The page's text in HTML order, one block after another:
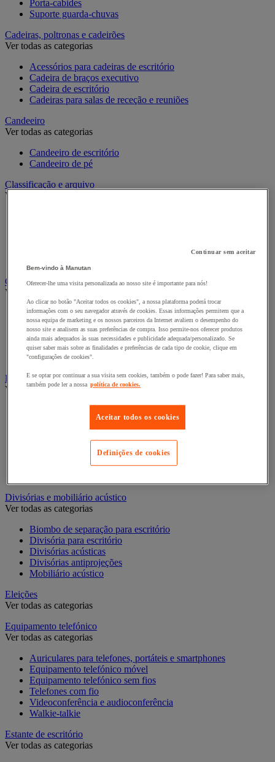
Porta-cabides
Suporte guarda-chuvas
Cadeiras, poltronas e cadeirões
Ver todas as categorias
Acessórios para cadeiras de escritório
Cadeira de braços executivo
Cadeira de escritório
Cadeiras para salas de receção e reuniões
Candeeiro
Ver todas as categorias
Candeeiro de escritório
Candeeiro de pé
Classificação e arquivo
Ver todas as categorias
Contagem e registo de valores
Ver todas as categorias
Caixa de dinheiro
Cofre e contador/separador
Contadores/classificadores de moedas e detetores de notas
falsas
Leitores de código de barras e acessórios
Decoração
Ver todas as categorias
Filme adesivo para vidro
Mapa geográfico
Planta artificial para escritório
Quadro e sistema de fixação
Divisórias e mobiliário acústico
Ver todas as categorias
Biombo de separação para escritório
Divisória para escritório
Divisórias acústicas
Divisórias antiprojeções
Mobiliário acústico
Eleições
Ver todas as categorias
Equipamento telefónico
Ver todas as categorias
Auriculares para telefones, portáteis e smartphones
Equipamento telefónico móvel
Equipamento telefónico sem fios
Telefones com fio
Videoconferência e audioconferência
Walkie-talkie
Estante de escritório
Ver todas as categorias
Continuar sem aceitar
Bem-vindo à Manutan
Oferecer-lhe uma visita personalizada ao nosso site é importante para nós!
Ao clicar no botão "Aceitar todos os cookies", a nossa plataforma poderá trocar
informações com o seu navegador através de cookies. Essas informações permitem que a
nossa equipa de marketing e os nossos parceiros da Internet avaliem o desempenho do
nosso site e analisem as suas preferências de compra. Isso permite-nos oferecer produtos
ainda mais adequados às suas necessidades e publicidade adequada/personalizado. Se
quiser saber mais sobre as finalidades e preferências de cada tipo de cookie, clique em
"configurações de cookies".
E se optar por continuar a sua visita sem cookies, também o pode fazer! Para saber mais,
também pode ler a nossa política de cookies.
Aceitar todos os cookies
Definições de cookies